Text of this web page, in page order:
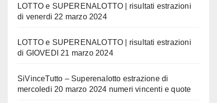
LOTTO e SUPERENALOTTO | risultati estrazioni
di venerdi 22 marzo 2024
LOTTO e SUPERENALOTTO | risultati estrazioni
di GIOVEDI 21 marzo 2024
SiVinceTutto – Superenalotto estrazione di
mercoledi 20 marzo 2024 numeri vincenti e quote